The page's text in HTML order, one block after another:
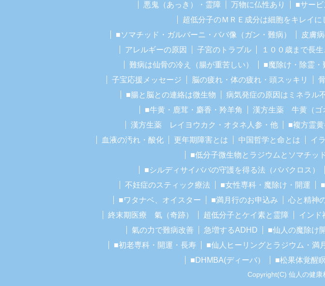
悪鬼（あっき）・霊障
万物に仏性あり ■サー
超低分子のＭＲＥ成分は細胞をキレイに
■ソマチッド・ガルバーニ・ババ像（ガン・難病）
皮膚
アレルギーの原因
子宮のトラブル １００歳まで長
難病は仙骨の冷え（腸が重苦しい）
■魔除け・除霊
子宝応援メッセージ
脳の疲れ・体の疲れ・頭スッキリ
■腸と脳との連絡は微生物
病気発症の原因はミネラル
■牛黄・鹿茸・麝香・羚羊角
漢方生薬 牛黄（ゴ
漢方生薬 レイヨウカク・オタネ人参・他
■複方霊黄
血液の汚れ・酸化
更年期障害とは 中国哲学と命とは イ
■低分子微生物とラジウムとソマチッ
■シルディサイババの守護を得る法（ババクロス）
不妊症のスティック療法
■女性専科・魔除け・開運
■ワタナベ、オイスター
■満月行のお申込み 心と精神
終末期医療 氣（奇跡）
超低分子とケイ素と霊障 インド
氣の力で難病改善
急増するADHD ■仙人の魔除け
■初老専科・開運・長寿
■仙人ヒーリングとラジウム・満
■DHMBA(ディーバ）
■松果体覚醒
Copyright(C) 仙人の健康